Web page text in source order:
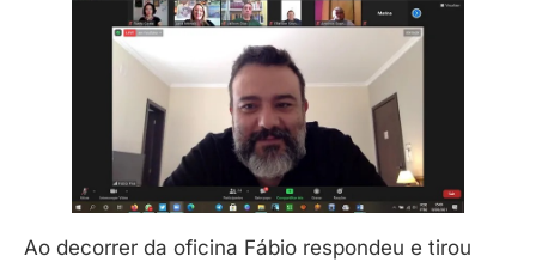
Ao decorrer da oficina Fábio respondeu e tirou